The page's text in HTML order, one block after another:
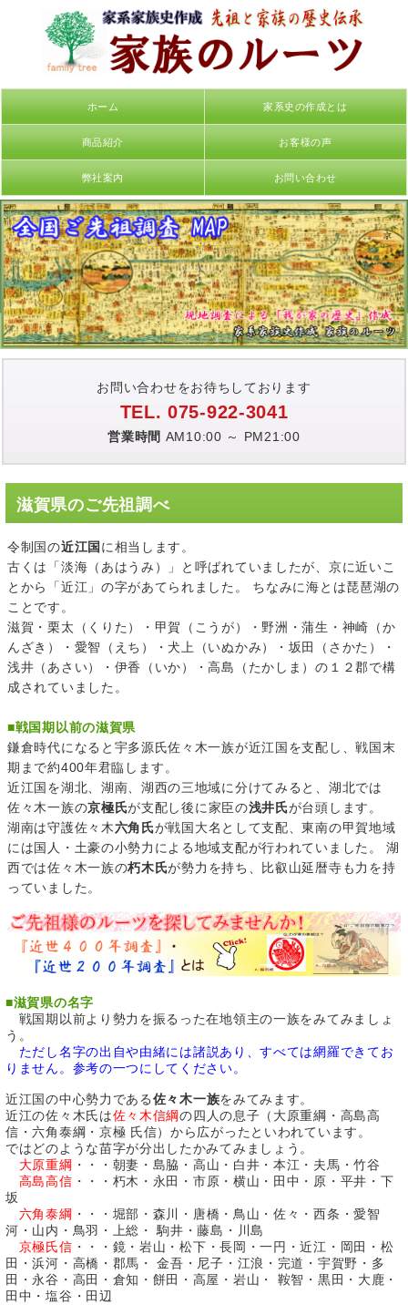
ホーム 家系史の作成とは
商品紹介 お客様の声
弊社案内 お問い合わせ
お問い合わせをお待ちしております
TEL. 075-922-3041
営業時間 AM10:00 ～ PM21:00
滋賀県のご先祖調べ
令制国の近江国 に相当します。
古くは「淡海（あはうみ）」と呼ばれていましたが、京に近いこ
とから「近江」の字があてられました。 ちなみに海とは琵琶湖の
ことです。
滋賀・栗太（くりた）・甲賀（こうが）・野洲・蒲生・神崎（か
んざき）・愛智（えち）・犬上（いぬかみ）・坂田（さかた）・
浅井（あさい）・伊香（いか）・高島（たかしま）の１２郡で構
成されていました。
■戦国期以前の滋賀県
鎌倉時代になると宇多源氏佐々木一族が近江国を支配し、戦国末
期まで約400年君臨します。
近江国を湖北、湖南、湖西の三地域に分けてみると、湖北では
佐々木一族の京極氏が支配し後に家臣の浅井氏が台頭します。
湖南は守護佐々木六角氏が戦国大名として支配、東南の甲賀地域
には国人・土豪の小勢力による地域支配が行われていました。 湖
西では佐々木一族の朽木氏が勢力を持ち、比叡山延暦寺も力を持
っていました。
■滋賀県の名字
戦国期以前より勢力を振るった在地領主の一族をみてみましょ
う。
ただし名字の出自や由緒には諸説あり、すべては網羅できてお
りません。参考の一つにしてください。
近江国の中心勢力である佐々木一族をみてみます。
近江の佐々木氏は佐々木信綱の四人の息子（大原重綱・高島高
信・六角泰綱・京極 氏信）から広がったといわれています。
ではどのような苗字が分出したかみてみましょう。
大原重綱 ・・・朝妻・島脇・高山・白井・本江・夫馬・竹谷
高島高信 ・・・朽木・永田・市原・横山・田中・原・平井・下
坂
六角泰綱 ・・・堀部・森川・唐橋・鳥山・佐々・西条・愛智
河・山内・鳥羽・上総・ 駒井・藤島・川島
京極氏信 ・・・鏡・岩山・松下・長岡・一円・近江・岡田・松
田・浜河・高橋・郡馬・ 金吾・尼子・江浪・完道・宇賀野・多
田・永谷・高田・倉知・餅田・高屋・岩山・ 鞍智・黒田・大鹿・
田中・塩谷・田辺